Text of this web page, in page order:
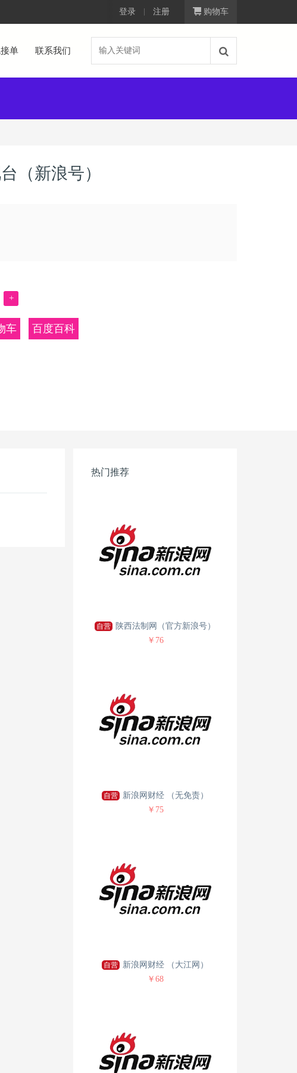
登录 注册 购物车
单 联系我们
（新浪号）
车 百度百科
热门推荐
自营
陕西法制网（官方新浪号）
￥76
自营
新浪网财经 （无免责）
￥75
自营
新浪网财经 （大江网）
￥68